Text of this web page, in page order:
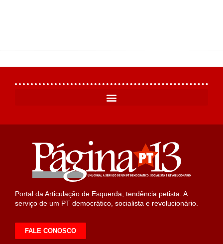
Portal da Articulação de Esquerda, tendência petista. A
serviço de um PT democrático, socialista e revolucionário.
FALE CONOSCO